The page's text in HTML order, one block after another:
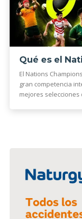
Qué es el
El Nations
gran competencia
mejores selecciones